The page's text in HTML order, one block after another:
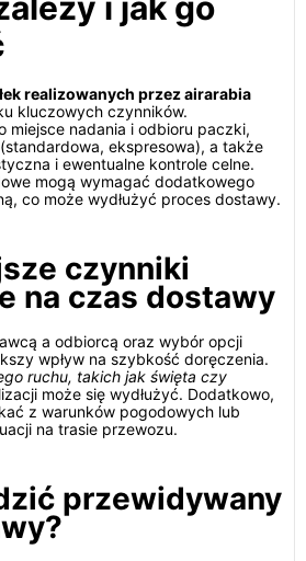
realizowanych przez airarabia
kluczowych czynników.
miejsce nadania i odbioru paczki,
ekspresowa), a także
i ewentualne kontrole celne.
mogą wymagać dodatkowego
co może wydłużyć proces dostawy.
czynniki
na czas dostawy
a odbiorcą oraz wybór opcji
wpływ na szybkość doręczenia.
ruchu, takich jak święta czy
może się wydłużyć. Dodatkowo,
z warunków pogodowych lub
na trasie przewozu.
przewidywany